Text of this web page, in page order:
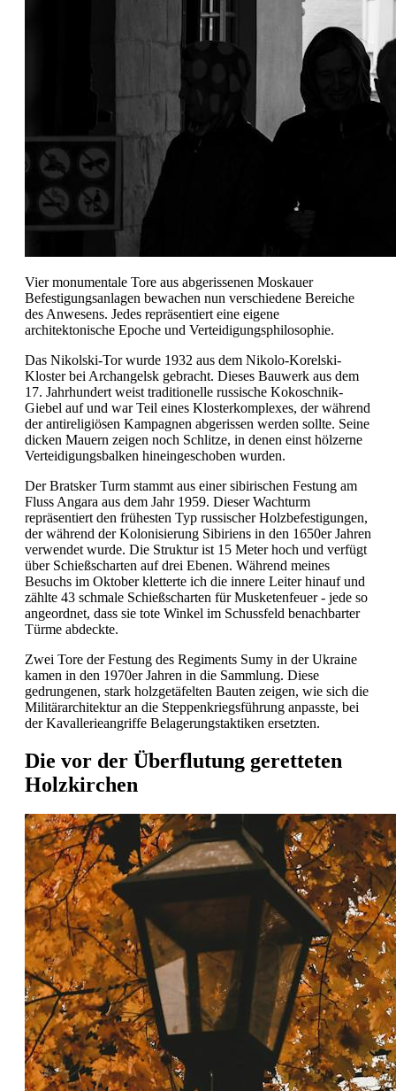
Vier monumentale Tore aus abgerissenen Moskauer
Befestigungsanlagen bewachen nun verschiedene Bereiche
des Anwesens. Jedes repräsentiert eine eigene
architektonische Epoche und Verteidigungsphilosophie.
Das Nikolski-Tor wurde 1932 aus dem Nikolo-Korelski-
Kloster bei Archangelsk gebracht. Dieses Bauwerk aus dem
17. Jahrhundert weist traditionelle russische Kokoschnik-
Giebel auf und war Teil eines Klosterkomplexes, der während
der antireligiösen Kampagnen abgerissen werden sollte. Seine
dicken Mauern zeigen noch Schlitze, in denen einst hölzerne
Verteidigungsbalken hineingeschoben wurden.
Der Bratsker Turm stammt aus einer sibirischen Festung am
Fluss Angara aus dem Jahr 1959. Dieser Wachturm
repräsentiert den frühesten Typ russischer Holzbefestigungen,
der während der Kolonisierung Sibiriens in den 1650er Jahren
verwendet wurde. Die Struktur ist 15 Meter hoch und verfügt
über Schießscharten auf drei Ebenen. Während meines
Besuchs im Oktober kletterte ich die innere Leiter hinauf und
zählte 43 schmale Schießscharten für Musketenfeuer - jede so
angeordnet, dass sie tote Winkel im Schussfeld benachbarter
Türme abdeckte.
Zwei Tore der Festung des Regiments Sumy in der Ukraine
kamen in den 1970er Jahren in die Sammlung. Diese
gedrungenen, stark holzgetäfelten Bauten zeigen, wie sich die
Militärarchitektur an die Steppenkriegsführung anpasste, bei
der Kavallerieangriffe Belagerungstaktiken ersetzten.
Die vor der Überflutung geretteten
Holzkirchen